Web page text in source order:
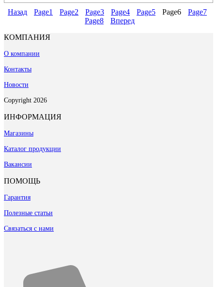
Назад Page1 Page2 Page3 Page4 Page5 Page6 Page7
Page8
Вперед
КОМПАНИЯ
О компании
Контакты
Новости
Copyright 2026
ИНФОРМАЦИЯ
Магазины
Каталог продукции
Вакансии
ПОМОЩЬ
Гарантия
Полезные статьи
Связаться с нами